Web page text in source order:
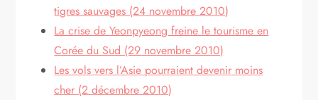
tigres sauvages (24 novembre 2010)
La crise de Yeonpyeong freine le tourisme en
Corée du Sud (29 novembre 2010)
Les vols vers l’Asie pourraient devenir moins
cher (2 décembre 2010)